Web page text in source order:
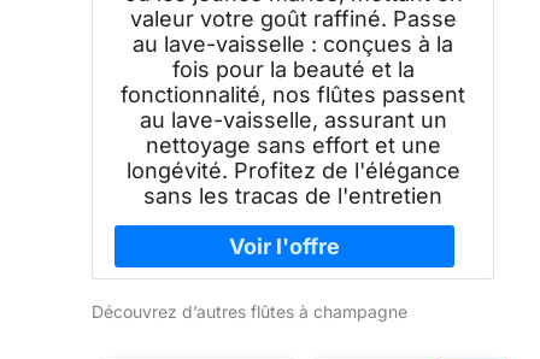
valeur votre goût raffiné. Passe
au lave-vaisselle : conçues à la
fois pour la beauté et la
fonctionnalité, nos flûtes passent
au lave-vaisselle, assurant un
nettoyage sans effort et une
longévité. Profitez de l'élégance
sans les tracas de l'entretien
Découvrez d’autres flûtes à champagne